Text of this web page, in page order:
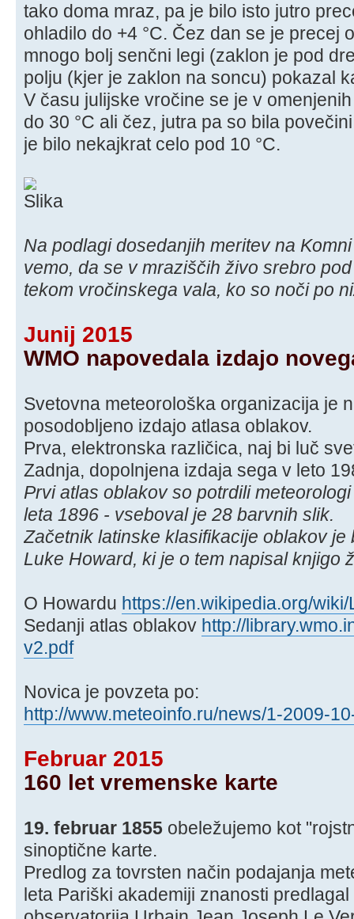
tako doma mraz, pa je bilo isto jutro
ohladilo do +4 °C. Čez dan se je precej
mnogo bolj senčni legi (zaklon je pod
polju (kjer je zaklon na soncu) pokazal
V času julijske vročine se je v
do 30 °C ali čez, jutra pa so bila
je bilo nekajkrat celo pod 10 °C.
Na podlagi dosedanjih meritev na
vemo, da se v mraziščih živo srebro
tekom vročinskega vala, ko so noči po
Junij 2015
WMO napovedala izdajo
Svetovna meteorološka organizacija je
posodobljeno izdajo atlasa oblakov.
Prva, elektronska različica, naj bi luč
Zadnja, dopolnjena izdaja sega v leto
Prvi atlas oblakov so potrdili
leta 1896 - vseboval je 28 barvnih slik.
Začetnik latinske klasifikacije oblakov je
Luke Howard, ki je o tem napisal knjigo
O Howardu https://en.wikipedia.org/
Sedanji atlas oblakov http://
v2.pdf
Novica je povzeta po:
http://www.meteoinfo.ru/news/1-2009-
Februar 2015
160 let vremenske karte
19. februar 1855 obeležujemo kot
sinoptične karte.
Predlog za tovrsten način podajanja
leta Pariški akademiji znanosti